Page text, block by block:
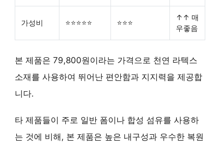
가성비 ⭐⭐⭐⭐⭐ ⭐⭐⭐
↑↑ 매
우좋음
본 제품은 79,800원이라는 가격으로 천연 라텍스
소재 를 사용하여 뛰어난 편안함과 지지력을 제공합
니다.
타 제품들이 주로 일반 폼이나 합성 섬유를 사용하
는 것에 비해, 본 제품은 높은 내구성과 우수한 복원